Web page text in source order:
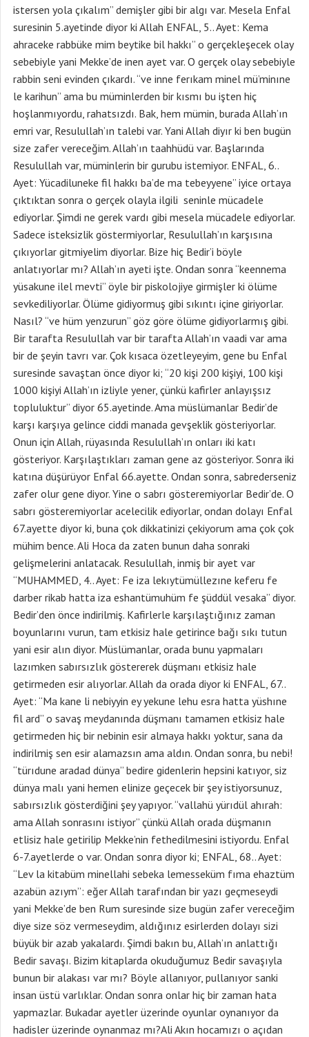
istersen yola çıkalım” demişler gibi bir algı var. Mesela Enfal
suresinin 5.ayetinde diyor ki Allah ENFAL, 5.. Ayet: Kema
ahraceke rabbüke mim beytike bil hakkı” o gerçekleşecek olay
sebebiyle yani Mekke’de inen ayet var. O gerçek olay sebebiyle
rabbin seni evinden çıkardı. “ve inne ferıkam minel mü’minıne
le karihun” ama bu müminlerden bir kısmı bu işten hiç
hoşlanmıyordu, rahatsızdı. Bak, hem mümin, burada Allah’ın
emri var, Resulullah’ın talebi var. Yani Allah diyır ki ben bugün
size zafer vereceğim. Allah’ın taahhüdü var. Başlarında
Resulullah var, müminlerin bir gurubu istemiyor. ENFAL, 6..
Ayet: Yücadiluneke fil hakkı ba’de ma tebeyyene” iyice ortaya
çıktıktan sonra o gerçek olayla ilgili seninle mücadele
ediyorlar. Şimdi ne gerek vardı gibi mesela mücadele ediyorlar.
Sadece isteksizlik göstermiyorlar, Resulullah’ın karşısına
çıkıyorlar gitmiyelim diyorlar. Bize hiç Bedir’i böyle
anlatıyorlar mı? Allah’ın ayeti işte. Ondan sonra “keennema
yüsakune ilel mevti” öyle bir piskolojiye girmişler ki ölüme
sevkediliyorlar. Ölüme gidiyormuş gibi sıkıntı içine giriyorlar.
Nasıl? “ve hüm yenzurun” göz göre ölüme gidiyorlarmış gibi.
Bir tarafta Resulullah var bir tarafta Allah’ın vaadi var ama
bir de şeyin tavrı var. Çok kısaca özetleyeyim, gene bu Enfal
suresinde savaştan önce diyor ki; “20 kişi 200 kişiyi, 100 kişi
1000 kişiyi Allah’ın izliyle yener, çünkü kafirler anlayışsız
topluluktur” diyor 65.ayetinde. Ama müslümanlar Bedir’de
karşı karşıya gelince ciddi manada gevşeklik gösteriyorlar.
Onun için Allah, rüyasında Resulullah’ın onları iki katı
gösteriyor. Karşılaştıkları zaman gene az gösteriyor. Sonra iki
katına düşürüyor Enfal 66.ayette. Ondan sonra, sabrederseniz
zafer olur gene diyor. Yine o sabrı gösteremiyorlar Bedir’de. O
sabrı gösteremiyorlar acelecilik ediyorlar, ondan dolayı Enfal
67.ayette diyor ki, buna çok dikkatinizi çekiyorum ama çok çok
mühim bence. Ali Hoca da zaten bunun daha sonraki
gelişmelerini anlatacak. Resulullah, inmiş bir ayet var
“MUHAMMED, 4.. Ayet: Fe iza lekıytümüllezıne keferu fe
darber rikab hatta iza eshantümuhüm fe şüddül vesaka” diyor.
Bedir’den önce indirilmiş. Kafirlerle karşılaştığınız zaman
boyunlarını vurun, tam etkisiz hale getirince bağı sıkı tutun
yani esir alın diyor. Müslümanlar, orada bunu yapmaları
lazımken sabırsızlık göstererek düşmanı etkisiz hale
getirmeden esir alıyorlar. Allah da orada diyor ki ENFAL, 67..
Ayet: “Ma kane li nebiyyin ey yekune lehu esra hatta yüshıne
fil ard” o savaş meydanında düşmanı tamamen etkisiz hale
getirmeden hiç bir nebinin esir almaya hakkı yoktur, sana da
indirilmiş sen esir alamazsın ama aldın. Ondan sonra, bu nebi!
“türıdune aradad dünya” bedire gidenlerin hepsini katıyor, siz
dünya malı yani hemen elinize geçecek bir şey istiyorsunuz,
sabırsızlık gösterdiğini şey yapıyor. “vallahü yürıdül ahırah:
ama Allah sonrasını istiyor” çünkü Allah orada düşmanın
etlisiz hale getirilip Mekke’nin fethedilmesini istiyordu. Enfal
6-7.ayetlerde o var. Ondan sonra diyor ki; ENFAL, 68.. Ayet:
“Lev la kitabüm minellahi sebeka lemesseküm fıma ehaztüm
azabün azıym”: eğer Allah tarafından bir yazı geçmeseydi
yani Mekke’de ben Rum suresinde size bugün zafer vereceğim
diye size söz vermeseydim, aldığınız esirlerden dolayı sizi
büyük bir azab yakalardı. Şimdi bakın bu, Allah’ın anlattığı
Bedir savaşı. Bizim kitaplarda okuduğumuz Bedir savaşıyla
bunun bir alakası var mı? Böyle allanıyor, pullanıyor sanki
insan üstü varlıklar. Ondan sonra onlar hiç bir zaman hata
yapmazlar. Bukadar ayetler üzerinde oyunlar oynanıyor da
hadisler üzerinde oynanmaz mı?Ali Akın hocamızı o açıdan